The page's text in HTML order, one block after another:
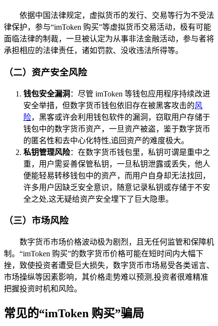
依据中国法律规定，虚拟货币的发行、交易等行为不受法
律保护，参与“imToken 购买”等虚拟货币交易活动，极有可能
面临法律的制裁，一旦被认定为从事非法金融活动，参与者将
承担相应的法律责任，诸如罚款、没收违法所得等。
（二）资产安全风险
钱包安全漏洞 ：尽管 imToken 等钱包应用程序持续改进
安全举措，但数字货币钱包依旧存在被黑客攻击的风
险，黑客或许会利用钱包软件的漏洞，窃取用户存储于
钱包中的数字货币资产，一旦资产被盗，鉴于数字货币
的匿名性和去中心化特性,追回资产的难度极大。
私钥管理风险：在数字货币钱包里，私钥可谓是重中之
重，用户需妥善保管私钥，一旦私钥泄露或丢失，他人
便能轻易转移钱包中的资产，而用户自身却无法找回，
许多用户因缺乏安全意识，随意记录私钥或存储于不安
全之处,这无疑给资产安全埋下了巨大隐患。
（三）市场风险
数字货币市场价格波动极为剧烈，且无任何监管和保障机
制。“imToken 购买”的数字货币价格可能在短时间内大幅下
挫，致使投资者遭受巨大损失，数字货币市场易受各类谣言、
市场操纵等因素影响，其价格走势难以预测,投资者很难精准
把握投资时机和风险。
常见的“imToken 购买”骗局